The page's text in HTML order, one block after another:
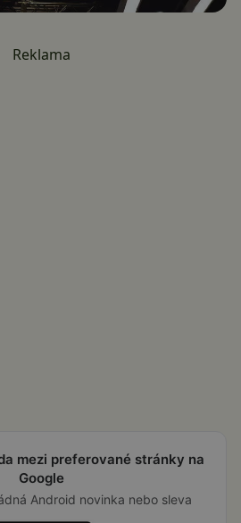
Reklama
mezi preferované stránky na
Google
Android novinka nebo sleva